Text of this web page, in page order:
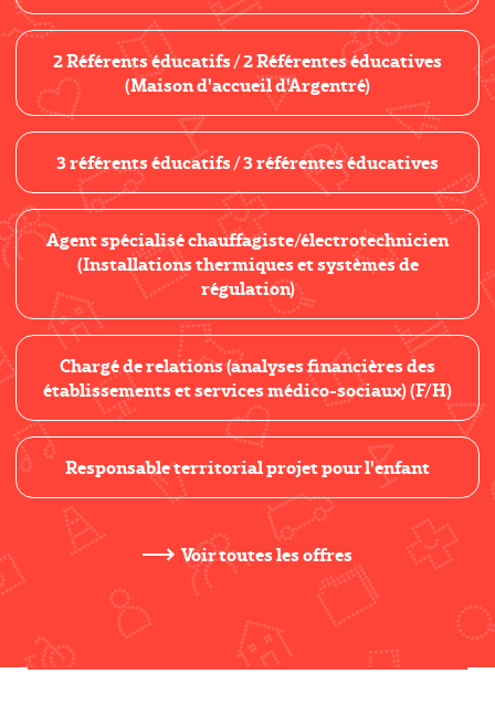
2 Référents éducatifs / 2 Référentes éducatives
(Maison d'accueil d'Argentré)
3 référents éducatifs / 3 référentes éducatives
Agent spécialisé chauffagiste/électrotechnicien
(Installations thermiques et systèmes de
régulation)
Chargé de relations (analyses financières des
établissements et services médico-sociaux) (F/H)
Responsable territorial projet pour l'enfant
Voir toutes les offres